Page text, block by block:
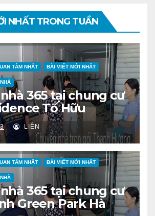
NHẤT TRONG TUẦN
TÂM NHẤT BÀI VIẾT MỚI NHẤT
365 tại chung cư
Tố Hữu
LIÊN
TÂM NHẤT BÀI VIẾT MỚI NHẤT
365 tại chung cư
Green Park Hà